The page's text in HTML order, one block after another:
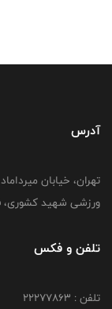
آدرس
تهران، خیابان
ورزشی شهید کشوری،
تلفن و فکس
تلفن : 22277863